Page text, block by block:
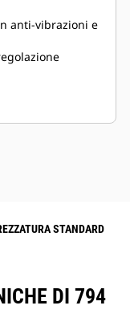
anti-vibrazioni e
la
STANDARD
DI 794